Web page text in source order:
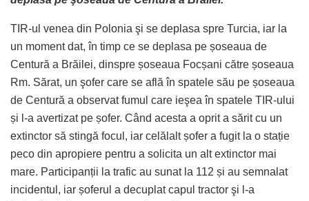
TIR-ul venea din Polonia şi se deplasa spre Turcia, iar la
un moment dat, în timp ce se deplasa pe șoseaua de
Centură a Brăilei, dinspre șoseaua Focșani către șoseaua
Rm. Sărat, un şofer care se află în spatele său pe șoseaua
de Centură a observat fumul care ieşea în spatele TIR-ului
și l-a avertizat pe șofer. Când acesta a oprit a sărit cu un
extinctor să stingă focul, iar celălalt șofer a fugit la o stație
peco din apropiere pentru a solicita un alt extinctor mai
mare. Participanții la trafic au sunat la 112 și au semnalat
incidentul, iar șoferul a decuplat capul tractor şi l-a